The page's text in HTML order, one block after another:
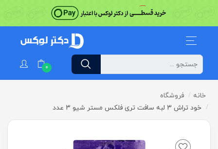
0
خانه
فروشگاه
خود تراش 3 لبه سافت تری فلکس مستر شیو 3 عدد